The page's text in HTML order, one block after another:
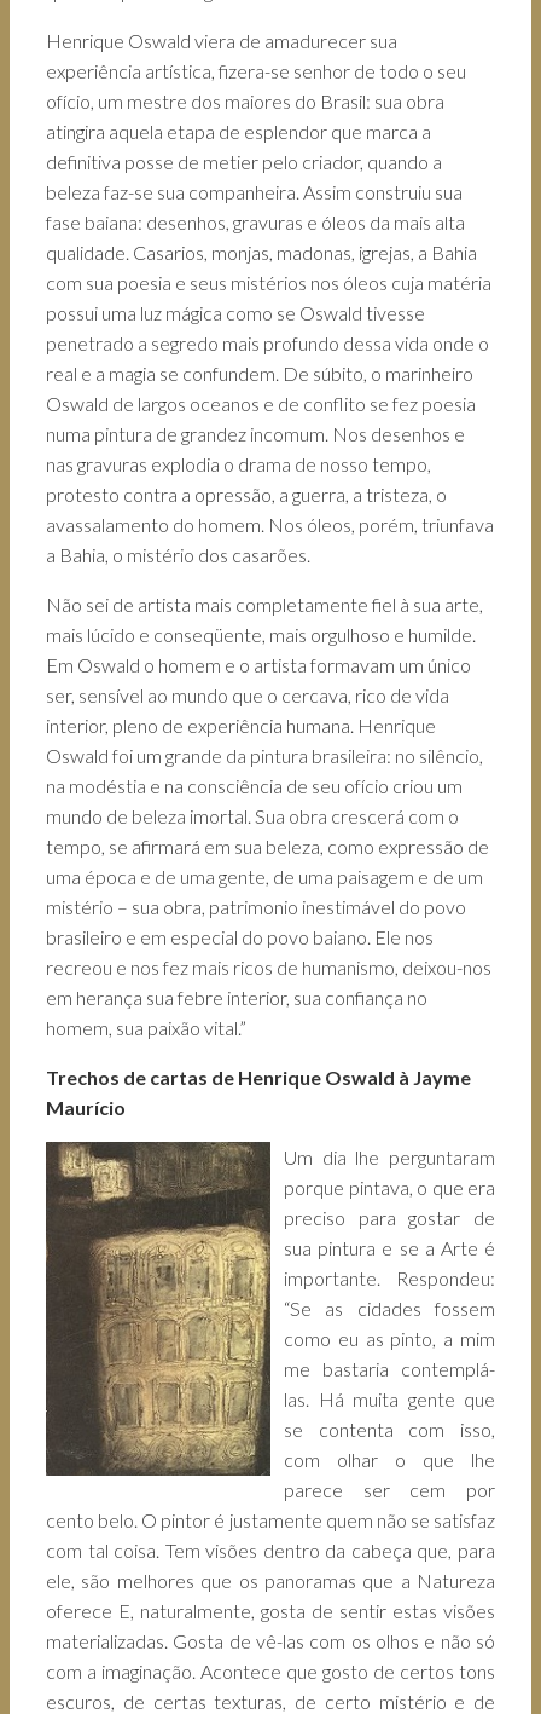
Henrique Oswald viera de amadurecer sua
experiência artística, fizera-se senhor de todo o seu
ofício, um mestre dos maiores do Brasil: sua obra
atingira aquela etapa de esplendor que marca a
definitiva posse de metier pelo criador, quando a
beleza faz-se sua companheira. Assim construiu sua
fase baiana: desenhos, gravuras e óleos da mais alta
qualidade. Casarios, monjas, madonas, igrejas, a Bahia
com sua poesia e seus mistérios nos óleos cuja matéria
possui uma luz mágica como se Oswald tivesse
penetrado a segredo mais profundo dessa vida onde o
real e a magia se confundem. De súbito, o marinheiro
Oswald de largos oceanos e de conflito se fez poesia
numa pintura de grandez incomum. Nos desenhos e
nas gravuras explodia o drama de nosso tempo,
protesto contra a opressão, a guerra, a tristeza, o
avassalamento do homem. Nos óleos, porém, triunfava
a Bahia, o mistério dos casarões.
Não sei de artista mais completamente fiel à sua arte,
mais lúcido e conseqüente, mais orgulhoso e humilde.
Em Oswald o homem e o artista formavam um único
ser, sensível ao mundo que o cercava, rico de vida
interior, pleno de experiência humana. Henrique
Oswald foi um grande da pintura brasileira: no silêncio,
na modéstia e na consciência de seu ofício criou um
mundo de beleza imortal. Sua obra crescerá com o
tempo, se afirmará em sua beleza, como expressão de
uma época e de uma gente, de uma paisagem e de um
mistério – sua obra, patrimonio inestimável do povo
brasileiro e em especial do povo baiano. Ele nos
recreou e nos fez mais ricos de humanismo, deixou-nos
em herança sua febre interior, sua confiança no
homem, sua paixão vital.”
Trechos de cartas de Henrique Oswald à Jayme
Maurício
Um dia lhe perguntaram
porque pintava, o que era
preciso para gostar de
sua pintura e se a Arte é
importante. Respondeu:
“Se as cidades fossem
como eu as pinto, a mim
me bastaria contemplá-
las. Há muita gente que
se contenta com isso,
com olhar o que lhe
parece ser cem por
cento belo. O pintor é justamente quem não se satisfaz
com tal coisa. Tem visões dentro da cabeça que, para
ele, são melhores que os panoramas que a Natureza
oferece E, naturalmente, gosta de sentir estas visões
materializadas. Gosta de vê-las com os olhos e não só
com a imaginação. Acontece que gosto de certos tons
escuros, de certas texturas, de certo mistério e de